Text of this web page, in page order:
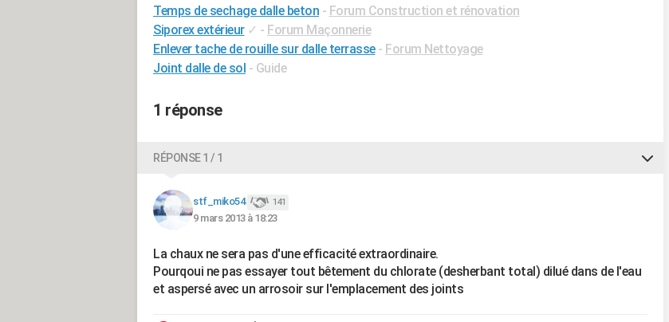
Temps de sechage dalle beton - Forum Construction et rénovation
Siporex extérieur ✓ - Forum Maçonnerie
Enlever tache de rouille sur dalle terrasse - Forum Nettoyage
Joint dalle de sol - Guide
1 réponse
RÉPONSE 1 / 1
stf_miko54 141
9 mars 2013 à 18:23
La chaux ne sera pas d'une efficacité extraordinaire.
Pourqoui ne pas essayer tout bêtement du chlorate (desherbant total) dilué dans de l'eau
et aspersé avec un arrosoir sur l'emplacement des joints